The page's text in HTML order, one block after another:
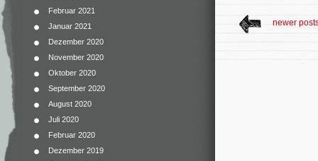
Februar 2021
Januar 2021
Dezember 2020
November 2020
Oktober 2020
September 2020
August 2020
Juli 2020
Februar 2020
Dezember 2019
newer